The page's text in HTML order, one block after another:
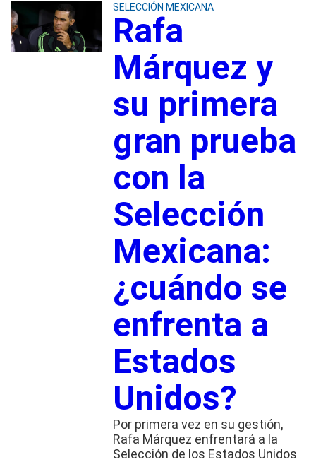
SELECCIÓN MEXICANA
Rafa
Márquez y
su primera
gran prueba
con la
Selección
Mexicana:
¿cuándo se
enfrenta a
Estados
Unidos?
Por primera vez en su gestión,
Rafa Márquez enfrentará a la
Selección de los Estados Unidos